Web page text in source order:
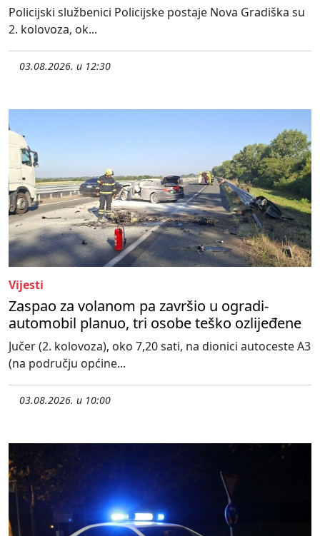
Policijski službenici Policijske postaje Nova Gradiška su
2. kolovoza, ok...
03.08.2026. u 12:30
Vijesti
Zaspao za volanom pa završio u ogradi-
automobil planuo, tri osobe teško ozlijeđene
Jučer (2. kolovoza), oko 7,20 sati, na dionici autoceste A3
(na području općine...
03.08.2026. u 10:00